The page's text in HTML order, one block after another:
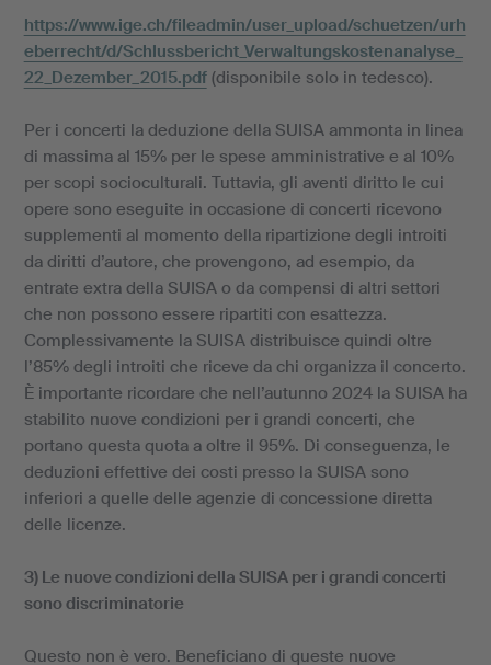
https://www.ige.ch/fileadmin/user_upload/schuetzen/urh
eberrecht/d/Schlussbericht_Verwaltungskostenanalyse_
22_Dezember_2015.pdf(disponibile solo in tedesco).
Per i concerti la deduzione della SUISA ammonta in linea
di massima al 15% per le spese amministrative e al 10%
per scopi socioculturali. Tuttavia, gli aventi diritto le cui
opere sono eseguite in occasione di concerti ricevono
supplementi al momento della ripartizione degli introiti
da diritti d’autore, che provengono, ad esempio, da
entrate extra della SUISA o da compensi di altri settori
che non possono essere ripartiti con esattezza.
Complessivamente la SUISA distribuisce quindi oltre
l’85% degli introiti che riceve da chi organizza il concerto.
È importante ricordare che nell’autunno 2024 la SUISA ha
stabilito nuove condizioni per i grandi concerti, che
portano questa quota a oltre il 95%. Di conseguenza, le
deduzioni effettive dei costi presso la SUISA sono
inferiori a quelle delle agenzie di concessione diretta
delle licenze.
3) Le nuove condizioni della SUISA per i grandi concerti
sono discriminatorie
Questo non è vero. Beneficiano di queste nuove